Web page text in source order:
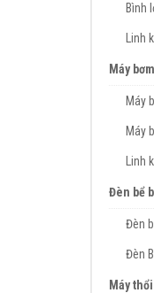
Bình
Linh
Máy
Máy
Máy
Linh
Đèn bể
Đèn
Đèn
Máy